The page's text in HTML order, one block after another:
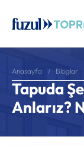
Anasayfa Bloglar
Tapuda
Anlarız?